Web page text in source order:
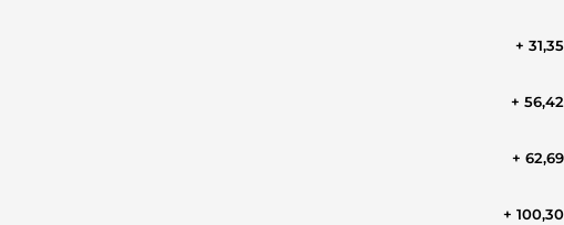
+
+
+
+